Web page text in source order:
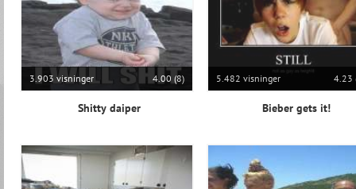
3.903 visninger 4.00 (8)
Shitty daiper
5.482 visninger 4.23
Bieber gets it!